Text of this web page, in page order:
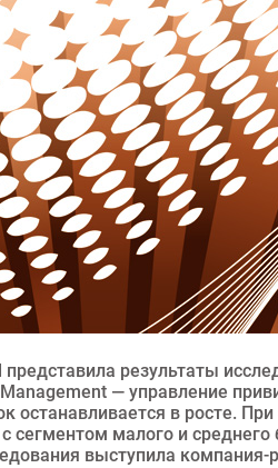
результаты
— управление
останавливается в росте.
сегментом малого и
выступила компания-